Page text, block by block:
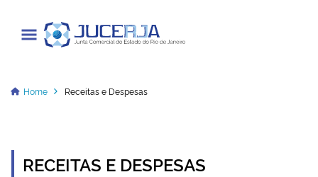
Home Receitas e Despesas
RECEITAS E DESPESAS